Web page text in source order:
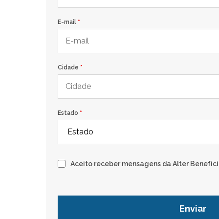
E-mail *
Cidade *
Estado *
Aceito receber mensagens da Alter